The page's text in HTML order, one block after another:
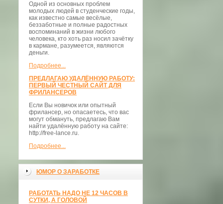
Одной из основных проблем
молодых людей в студенческие годы,
как известно самые весёлые,
беззаботные и полные радостных
воспоминаний в жизни любого
человека, кто хоть раз носил зачётку
в кармане, разумеется, являются
деньги.
Подробнее...
ПРЕДЛАГАЮ УДАЛЁННУЮ РАБОТУ:
ПЕРВЫЙ ЧЕСТНЫЙ САЙТ ДЛЯ
ФРИЛАНСЕРОВ
Если Вы новичок или опытный
фрилансер, но опасаетесь, что вас
могут обмануть, предлагаю Вам
найти удалённую работу на сайте:
http://free-lance.ru.
Подробнее...
ЮМОР О ЗАРАБОТКЕ
РАБОТАТЬ НАДО НЕ 12 ЧАСОВ В
СУТКИ, А ГОЛОВОЙ